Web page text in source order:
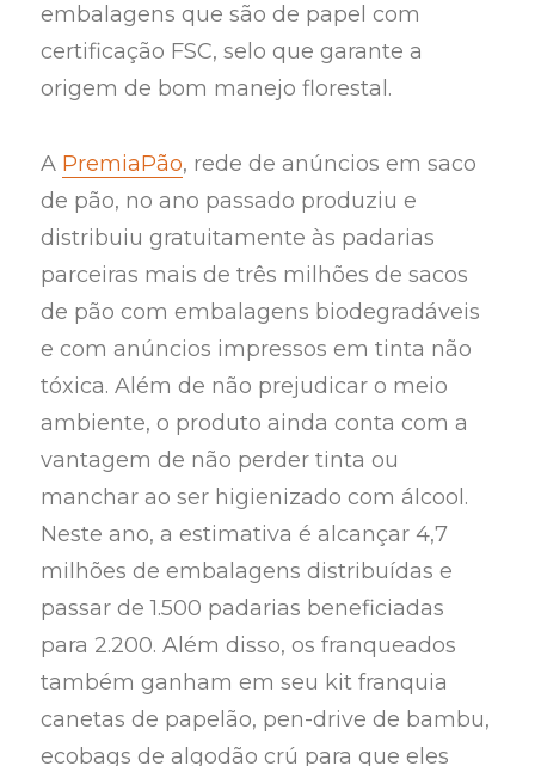
embalagens que são de papel com
certificação FSC, selo que garante a
origem de bom manejo florestal.
A PremiaPão, rede de anúncios em saco
de pão, no ano passado produziu e
distribuiu gratuitamente às padarias
parceiras mais de três milhões de sacos
de pão com embalagens biodegradáveis
e com anúncios impressos em tinta não
tóxica. Além de não prejudicar o meio
ambiente, o produto ainda conta com a
vantagem de não perder tinta ou
manchar ao ser higienizado com álcool.
Neste ano, a estimativa é alcançar 4,7
milhões de embalagens distribuídas e
passar de 1.500 padarias beneficiadas
para 2.200. Além disso, os franqueados
também ganham em seu kit franquia
canetas de papelão, pen-drive de bambu,
ecobags de algodão crú para que eles